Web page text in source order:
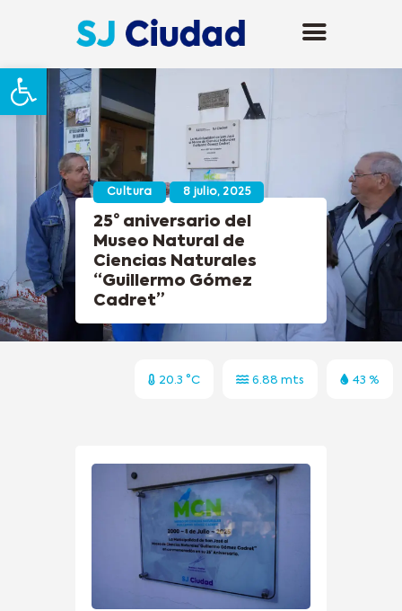
Abrir barra de herramientas
Cultura 8 julio, 2025
25° aniversario del
Museo Natural de
Ciencias Naturales
“Guillermo Gómez
Cadret”
20.3 °C 6.88 mts 43 %